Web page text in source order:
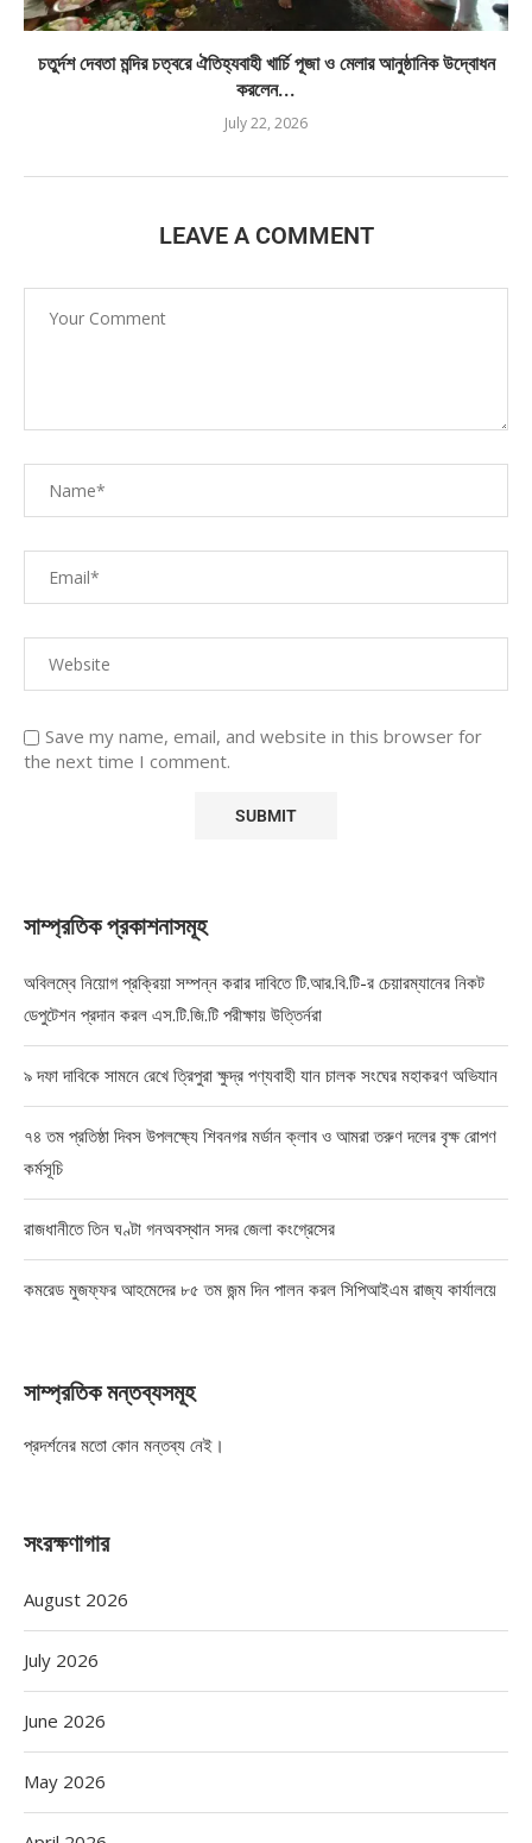
চতুর্দশ দেবতা মন্দির চত্বরে ঐতিহ্যবাহী খার্চি পূজা ও মেলার আনুষ্ঠানিক উদ্বোধন
করলেন...
July 22, 2026
LEAVE A COMMENT
Save my name, email, and website in this browser for
the next time I comment.
সাম্প্রতিক প্রকাশনাসমূহ
অবিলম্বে নিয়োগ প্রক্রিয়া সম্পন্ন করার দাবিতে টি.আর.বি.টি-র চেয়ারম্যানের নিকট
ডেপুটেশন প্রদান করল এস.টি.জি.টি পরীক্ষায় উত্তির্নরা
৯ দফা দাবিকে সামনে রেখে ত্রিপুরা ক্ষুদ্র পণ্যবাহী যান চালক সংঘের মহাকরণ অভিযান
৭৪ তম প্রতিষ্ঠা দিবস উপলক্ষ্যে শিবনগর মর্ডান ক্লাব ও আমরা তরুণ দলের বৃক্ষ রোপণ
কর্মসূচি
রাজধানীতে তিন ঘণ্টা গনঅবস্থান সদর জেলা কংগ্রেসের
কমরেড মুজফ্ফর আহমেদের ৮৫ তম জন্ম দিন পালন করল সিপিআইএম রাজ্য কার্যালয়ে
সাম্প্রতিক মন্তব্যসমূহ
প্রদর্শনের মতো কোন মন্তব্য নেই।
সংরক্ষণাগার
August 2026
July 2026
June 2026
May 2026